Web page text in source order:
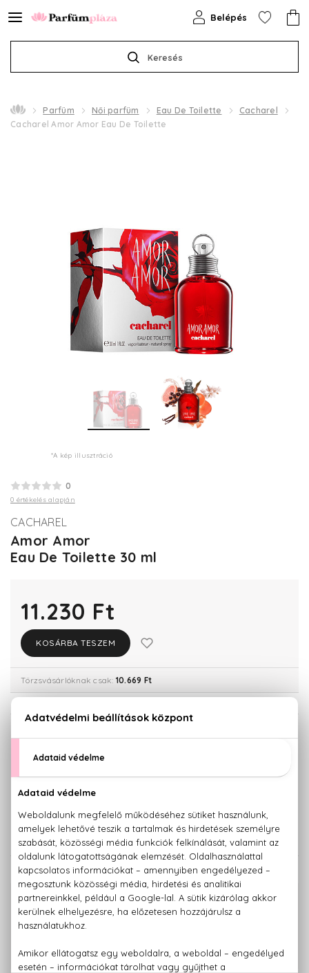
Keresés
Belépés
Parfüm Női parfüm Eau De Toilette
Cacharel
Cacharel Amor Amor Eau De Toilette
*A kép illusztráció
0
0 értékelés alapján
CACHAREL
Amor Amor
Eau De Toilette 30 ml
11.230 Ft
KOSÁRBA TESZEM
Törzsvásárlóknak csak: 10.669 Ft
KISZERELÉS KIVÁLASZTÁSA
30 ml
Teszter 100 ml
12.310 Ft
14.060 Ft
KAPCSOLÓDÓ TERMÉKEK
100% eredeti termékek,14 napos visszaküldési garanciával
779 1926